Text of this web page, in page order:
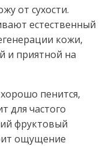
от сухости.
естественный
кожи,
и приятной на
пенится,
для частого
фруктовый
ощущение